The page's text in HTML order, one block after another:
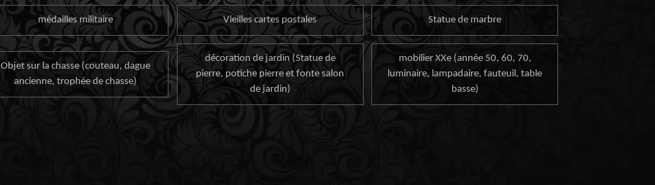
médailles militaire Vieilles cartes postales Statue de marbre
Objet sur la chasse (couteau, dague
ancienne, trophée de chasse)
décoration de jardin (Statue de
pierre, potiche pierre et fonte salon
de jardin)
mobilier XXe (année 50, 60, 70,
luminaire, lampadaire, fauteuil, table
basse)